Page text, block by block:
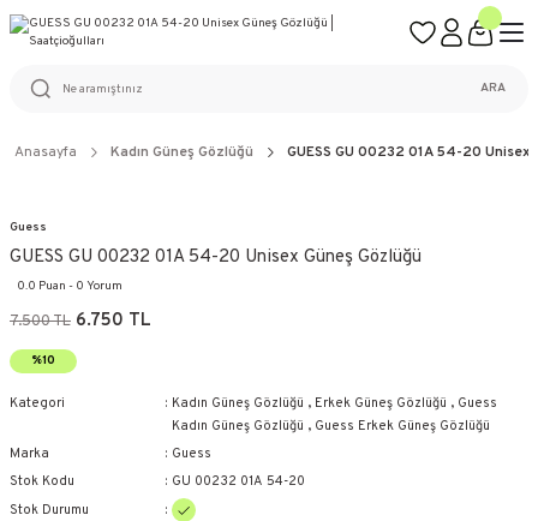
%100 ORİJİNAL ÜRÜN GARANTİSİ
ARA
Anasayfa Kadın Güneş Gözlüğü GUESS GU 00232 01A 54-20 Unisex
Guess
GUESS GU 00232 01A 54-20 Unisex Güneş Gözlüğü
0.0 Puan - 0 Yorum
7.500 TL 6.750 TL
%10
Kategori Kadın Güneş Gözlüğü , Erkek Güneş Gözlüğü , Guess
Kadın Güneş Gözlüğü , Guess Erkek Güneş Gözlüğü
Marka
Guess
Stok Kodu
GU 00232 01A 54-20
Stok Durumu